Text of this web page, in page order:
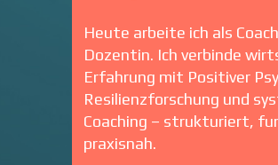
Heute arbeite ich als
Dozentin. Ich verbinde
Erfahrung mit Positiver
Resilienzforschung und
Coaching – strukturiert,
praxisnah.